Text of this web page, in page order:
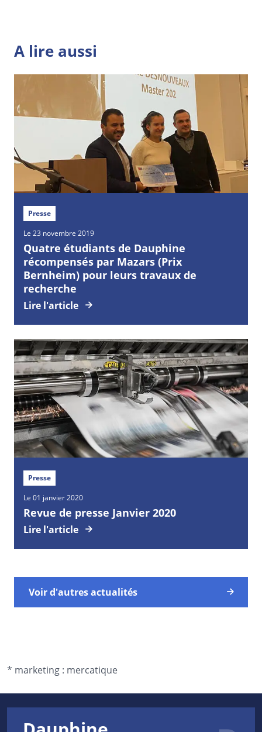
A lire aussi
Presse
Le 23 novembre 2019
Quatre étudiants de Dauphine
récompensés par Mazars (Prix
Bernheim) pour leurs travaux de
recherche
Lire l'article
Presse
Le 01 janvier 2020
Revue de presse Janvier 2020
Lire l'article
Voir d'autres actualités
* marketing : mercatique